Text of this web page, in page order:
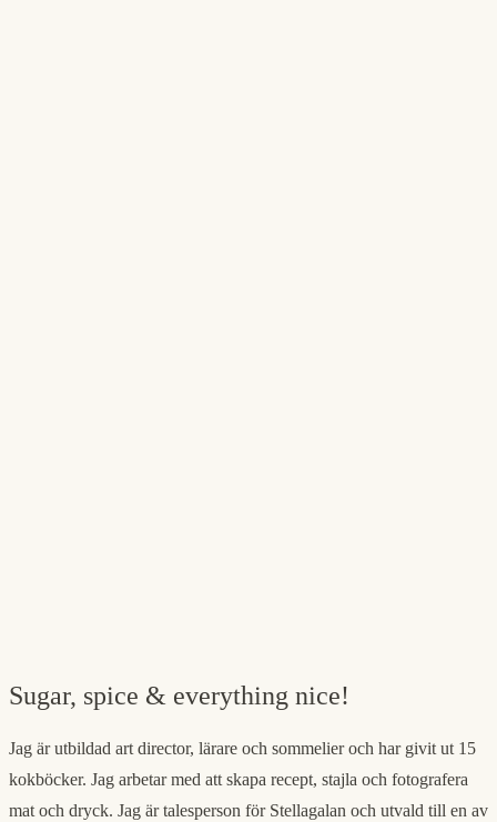
Sugar, spice & everything nice!
Jag är utbildad art director, lärare och sommelier och har givit ut 15
kokböcker. Jag arbetar med att skapa recept, stajla och fotografera
mat och dryck. Jag är talesperson för Stellagalan och utvald till en av